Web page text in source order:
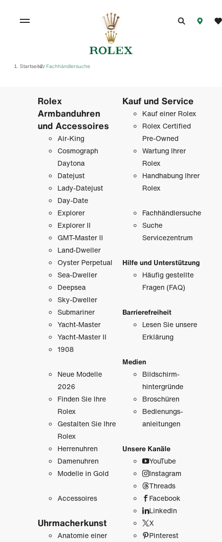
Startseite/ Fachhändlersuche
Rolex
Armbanduhren
und Accessoires
Air-King
Cosmograph
Daytona
Datejust
Lady-Datejust
Day-Date
Explorer
Explorer II
GMT-Master II
Land-Dweller
Oyster Perpetual
Sea-Dweller
Deepsea
Sky-Dweller
Submariner
Yacht-Master
Yacht-Master II
1908
Neue Modelle
2026
Finden Sie Ihre
Rolex
Gestalten Sie Ihre
Rolex
Herrenuhren
Damenuhren
Modelle in Gold
Accessoires
Uhrmacher­kunst
Anatomie einer
Kauf und Service
Kauf einer Rolex
Rolex Certified
Pre-Owned
Wartung Ihrer
Rolex
Handhabung Ihrer
Rolex
Fachhändlersuche
Suche
Servicezentrum
Hilfe und Unterstützung
Häufig gestellte
Fragen (FAQ)
Barrierefreiheit
Lesen Sie unsere
Erklärung
Medien
Bildschirm­
hintergründe
Broschüren
Bedienungs­
anleitungen
Unsere Kanäle
YouTube
Instagram
Threads
Facebook
LinkedIn
X
Pinterest